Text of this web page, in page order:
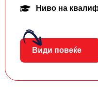
Ниво на
Види повеќе